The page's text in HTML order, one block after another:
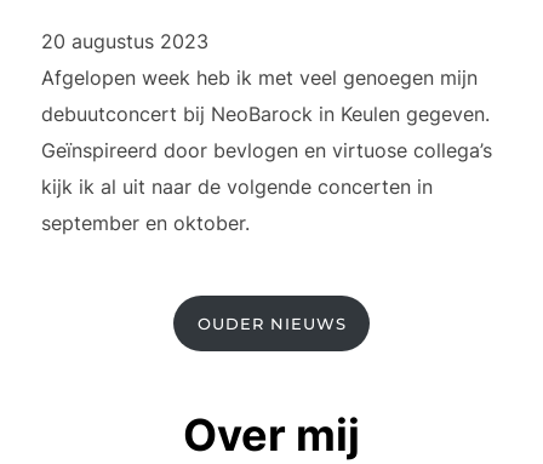
20 augustus 2023
Afgelopen week heb ik met veel genoegen mijn
debuutconcert bij NeoBarock in Keulen gegeven.
Geïnspireerd door bevlogen en virtuose collega’s
kijk ik al uit naar de volgende concerten in
september en oktober.
OUDER NIEUWS
Over mij